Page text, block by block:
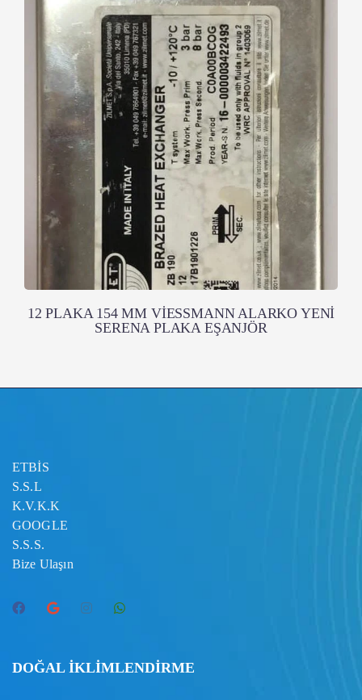
12 PLAKA 154 MM VİESSMANN ALARKO YENİ
SERENA PLAKA EŞANJÖR
ETBİS
S.S.L
K.V.K.K
GOOGLE
S.S.S.
Bize Ulaşın
DOĞAL İKLİMLENDİRME